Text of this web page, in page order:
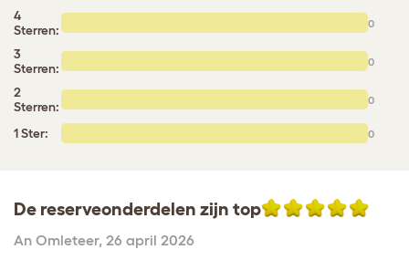
4
Sterren:
0
3
Sterren:
0
2
Sterren:
0
1 Ster: 0
De reserveonderdelen zijn top
An Omleteer, 26 april 2026